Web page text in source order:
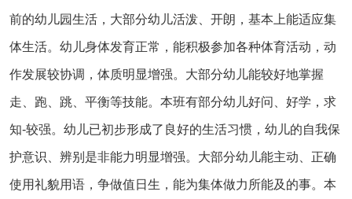
前的幼儿园生活，大部分幼儿活泼、开朗，基本上能适应集
体生活。幼儿身体发育正常，能积极参加各种体育活动，动
作发展较协调，体质明显增强。大部分幼儿能较好地掌握
走、跑、跳、平衡等技能。本班有部分幼儿好问、好学，求
知-较强。幼儿已初步形成了良好的生活习惯，幼儿的自我保
护意识、辨别是非能力明显增强。大部分幼儿能主动、正确
使用礼貌用语，争做值日生，能为集体做力所能及的事。本